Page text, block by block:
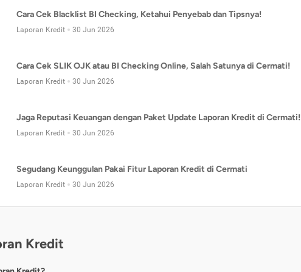
Cara Cek Blacklist BI Checking, Ketahui Penyebab dan Tipsnya!
Laporan Kredit 30 Jun 2026
Cara Cek SLIK OJK atau BI Checking Online, Salah Satunya di Cermati!
Laporan Kredit 30 Jun 2026
Jaga Reputasi Keuangan dengan Paket Update Laporan Kredit di Cermati!
Laporan Kredit 30 Jun 2026
Segudang Keunggulan Pakai Fitur Laporan Kredit di Cermati
Laporan Kredit 30 Jun 2026
Kredit